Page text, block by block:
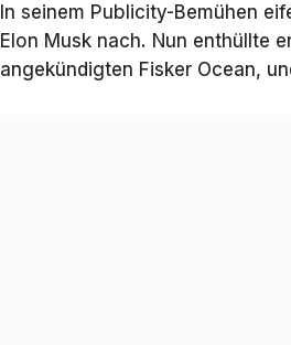
In seinem Publicity-Bemühen
Elon Musk nach. Nun enthüllte
angekündigten Fisker Ocean,